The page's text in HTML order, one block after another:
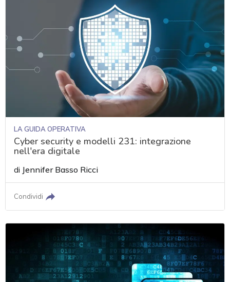
LA GUIDA OPERATIVA
Cyber security e modelli 231: integrazione
nell'era digitale
di Jennifer Basso Ricci
Condividi